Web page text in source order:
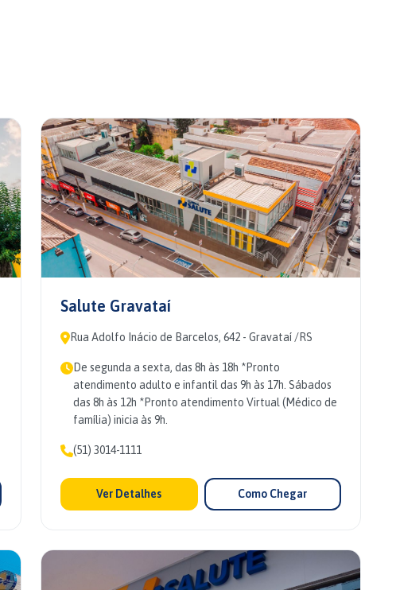
Salute Gravataí
Rua Adolfo Inácio de Barcelos, 642 - Gravataí /RS
De segunda a sexta, das 8h às 18h *Pronto
atendimento adulto e infantil das 9h às 17h. Sábados
das 8h às 12h *Pronto atendimento Virtual (Médico de
família) inicia às 9h.
(51) 3014-1111
Ver Detalhes Como Chegar